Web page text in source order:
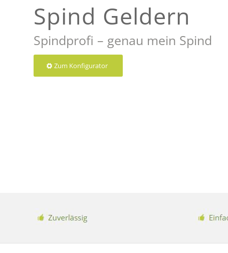
Spind Geldern
Spindprofi – genau mein Spind
Zum Konfigurator